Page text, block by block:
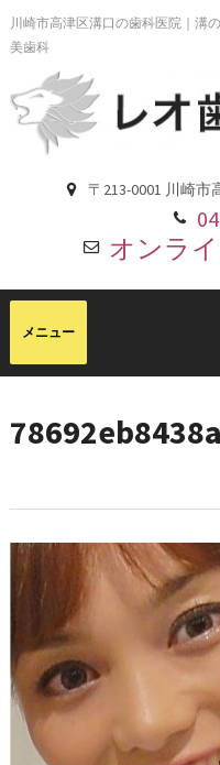
川崎市高津区溝口の歯科医院｜溝
美歯科
〒213-0001 川崎市
オンラ